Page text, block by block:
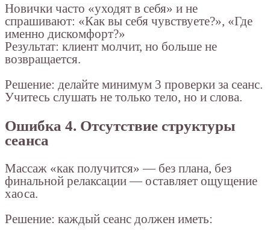
Новички часто «уходят в себя» и не
спрашивают: «Как вы себя чувствуете?», «Где
именно дискомфорт?»
Результат: клиент молчит, но больше не
возвращается.
Решение: делайте минимум 3 проверки за сеанс.
Учитесь слушать не только тело, но и слова.
Ошибка 4. Отсутствие структуры
сеанса
Массаж «как получится» — без плана, без
финальной релаксации — оставляет ощущение
хаоса.
Решение: каждый сеанс должен иметь: